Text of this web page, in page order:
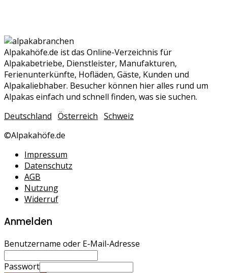
Alpakahöfe.de ist das Online-Verzeichnis für
Alpakabetriebe, Dienstleister, Manufakturen,
Ferienunterkünfte, Hofläden, Gäste, Kunden und
Alpakaliebhaber. Besucher können hier alles rund um
Alpakas einfach und schnell finden, was sie suchen.
Deutschland Österreich Schweiz
©Alpakahöfe.de
Impressum
Datenschutz
AGB
Nutzung
Widerruf
Anmelden
Benutzername oder E-Mail-Adresse
Passwort